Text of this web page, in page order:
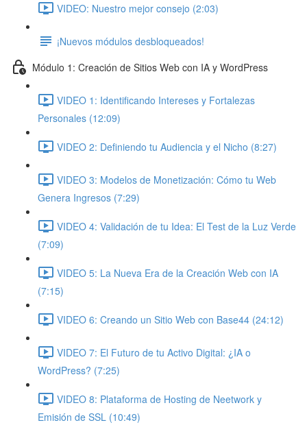
VIDEO: Nuestro mejor consejo (2:03)
¡Nuevos módulos desbloqueados!
Módulo 1: Creación de Sitios Web con IA y WordPress
VIDEO 1: Identificando Intereses y Fortalezas
Personales (12:09)
VIDEO 2: Definiendo tu Audiencia y el Nicho (8:27)
VIDEO 3: Modelos de Monetización: Cómo tu Web
Genera Ingresos (7:29)
VIDEO 4: Validación de tu Idea: El Test de la Luz Verde
(7:09)
VIDEO 5: La Nueva Era de la Creación Web con IA
(7:15)
VIDEO 6: Creando un Sitio Web con Base44 (24:12)
VIDEO 7: El Futuro de tu Activo Digital: ¿IA o
WordPress? (7:25)
VIDEO 8: Plataforma de Hosting de Neetwork y
Emisión de SSL (10:49)